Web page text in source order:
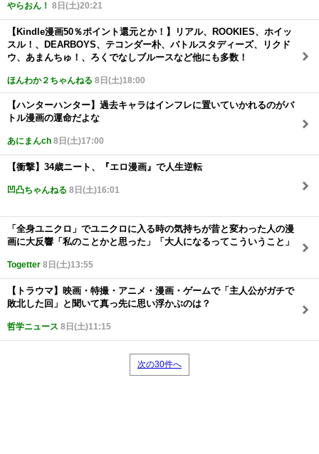
やらおん！ 8日(土)20:21
【Kindle漫画50％ポイント還元とか！】リアル、ROOKIES、ホイッ
スル！、DEARBOYS、テコンダー朴、バトルスタディーズ、リクド
ウ、あまんちゅ！、ろくでなしブルースなど他にも多数！
ほんわか２ちゃんねる 8日(土)18:00
【ハンターハンター】過去キャラはインフレに置いていかれるのがバ
トル漫画の運命だよな
あにまんch 8日(土)17:00
【衝撃】34歳ニート、『エロ漫画』で人生逆転
凹凸ちゃんねる 8日(土)16:01
「全身ユニクロ」でユニクロに入る時の気持ちが昔と変わった人の漫
画に大反響「私のことかと思った」「大人になるってこういうこと」
Togetter 8日(土)13:55
【トラウマ】映画・特撮・アニメ・漫画・ゲームで「主人公がガチで
敗北した回」と聞いて真っ先に思い浮かぶのは？
哲学ニュース 8日(土)11:15
次の30件へ